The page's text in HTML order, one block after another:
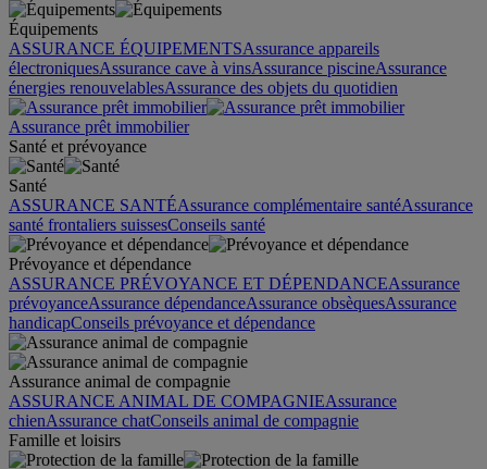
Équipements
ASSURANCE ÉQUIPEMENTSAssurance appareils
électroniquesAssurance cave à vinsAssurance piscineAssurance
énergies renouvelablesAssurance des objets du quotidien
Assurance prêt immobilier
Santé et prévoyance
Santé
ASSURANCE SANTÉAssurance complémentaire santéAssurance
santé frontaliers suissesConseils santé
Prévoyance et dépendance
ASSURANCE PRÉVOYANCE ET DÉPENDANCEAssurance
prévoyanceAssurance dépendanceAssurance obsèquesAssurance
handicapConseils prévoyance et dépendance
Assurance animal de compagnie
ASSURANCE ANIMAL DE COMPAGNIEAssurance
chienAssurance chatConseils animal de compagnie
Famille et loisirs